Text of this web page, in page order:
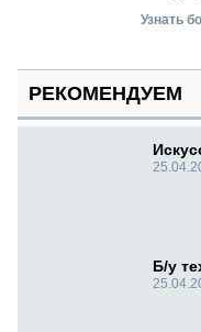
Узнать
РЕКОМЕНДУЕМ
Б/у